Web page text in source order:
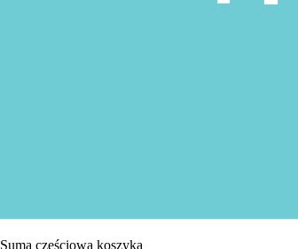
Suma częściowa koszyka